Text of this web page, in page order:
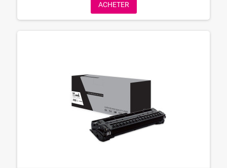
ACHETER